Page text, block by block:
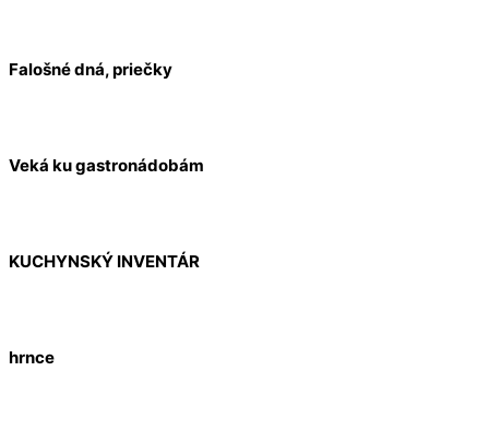
Falošné dná, priečky
Veká ku gastronádobám
KUCHYNSKÝ INVENTÁR
hrnce